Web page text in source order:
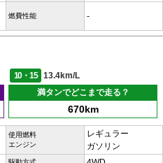
燃費性能 -
10・15
13.4km/L
満タンでどこまで走る？
670km
使用燃料
エンジン
レギュラー
ガソリン